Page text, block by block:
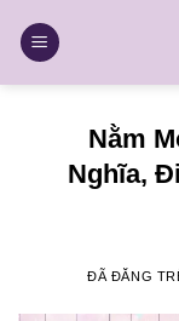
đến
Nằm
Nghĩa,
ĐÃ ĐĂNG